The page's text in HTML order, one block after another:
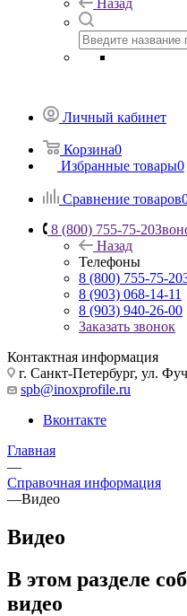
Назад
Личный кабинет
Корзина0
Избранные товары0
Сравнение товаров
8 (800) 755-75-20
Назад
Телефоны
8 (800) 755-75-20
8 (903) 068-14-11
8 (903) 940-26-00
Заказать звонок
Контактная информация
г. Санкт-Петербург, ул.
spb@inoxprofile.ru
Вконтакте
Главная
—
Справочная информация
—Видео
Видео
В этом разделе
видео